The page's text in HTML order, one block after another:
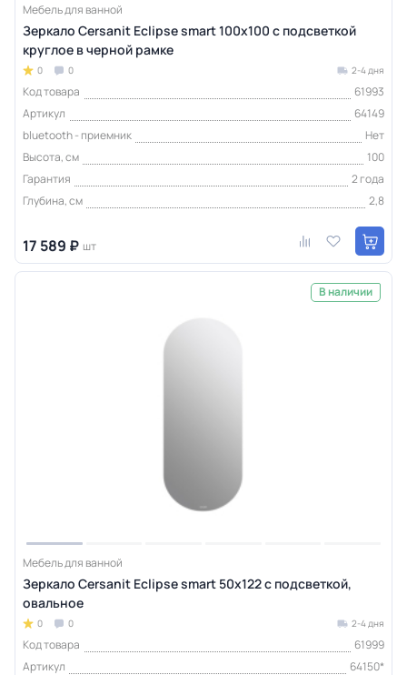
Мебель для ванной
Зеркало Cersanit Eclipse smart 100x100 с подсветкой
круглое в черной рамке
0 0 2-4 дня
Код товара
61993
Артикул
64149
bluetooth - приемник
Нет
Высота, см
100
Гарантия
2 года
Глубина, см
2,8
17 589 ₽ шт
В наличии
Мебель для ванной
Зеркало Cersanit Eclipse smart 50x122 с подсветкой,
овальное
0 0 2-4 дня
Код товара
61999
Артикул
64150*